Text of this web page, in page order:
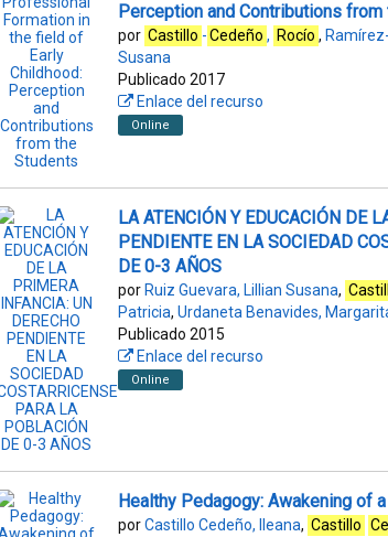
Perception and Contributions
por Castillo - Cedeño , Rocío ,
Susana
Publicado 2017
Enlace del recurso
Online
LA ATENCIÓN Y EDUCACIÓN DE
PENDIENTE EN LA SOCIEDAD
DE 0-3 AÑOS
por Ruiz Guevara, Lillian Susana,
Patricia, Urdaneta Benavides,
Publicado 2015
Enlace del recurso
Online
Healthy Pedagogy: Awakening of
porCastillo Cedeño, Ileana, Castillo